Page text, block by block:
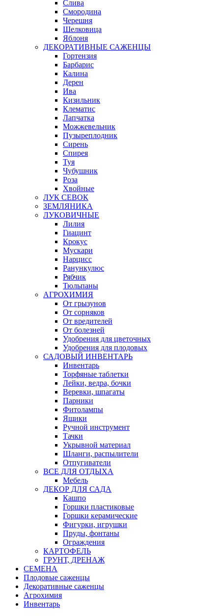
Слива
Смородина
Черешня
Шелковица
Яблоня
ДЕКОРАТИВНЫЕ САЖЕНЦЫ
Гортензия
Барбарис
Калина
Дерен
Ива
Кизильник
Клематис
Лапчатка
Можжевельник
Пузыреплодник
Сирень
Спирея
Туя
Чубушник
Роза
Хвойные
ЛУК СЕВОК
ЗЕМЛЯНИКА
ЛУКОВИЧНЫЕ
Лилия
Гиацинт
Крокус
Мускари
Нарцисс
Ранункулюс
Рябчик
Тюльпаны
АГРОХИМИЯ
От грызунов
От сорняков
От вредителей
От болезней
Удобрения для цветочных
Удобрения для плодовых
САДОВЫЙ ИНВЕНТАРЬ
Инвентарь
Торфяные таблетки
Лейки, ведра, бочки
Веревки, шпагаты
Парники
Фитолампы
Ящики
Ручной инструмент
Тачки
Укрывной материал
Шланги, распылители
Отпугиватели
ВСЕ ДЛЯ ОТДЫХА
Мебель
ДЕКОР ДЛЯ САДА
Кашпо
Горшки пластиковые
Горшки керамические
Фигурки, игрушки
Пруды, фонтаны
Ограждения
КАРТОФЕЛЬ
ГРУНТ, ДРЕНАЖ
СЕМЕНА
Плодовые саженцы
Декоративные саженцы
Агрохимия
Инвентарь